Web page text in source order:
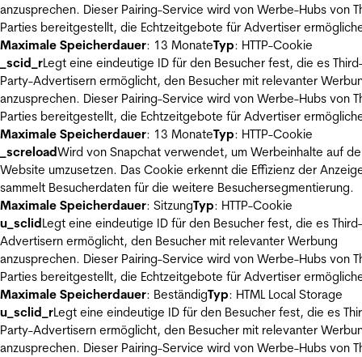
anzusprechen. Dieser Pairing-Service wird von Werbe-Hubs von
Parties bereitgestellt, die Echtzeitgebote für Advertiser
Maximale Speicherdauer: 13 MonateTyp: HTTP-Cookie
_scid_rLegt eine eindeutige ID für den Besucher fest, die es
Party-Advertisern ermöglicht, den Besucher mit relevanter
anzusprechen. Dieser Pairing-Service wird von Werbe-Hubs von
Parties bereitgestellt, die Echtzeitgebote für Advertiser
Maximale Speicherdauer: 13 MonateTyp: HTTP-Cookie
_screloadWird von Snapchat verwendet, um Werbeinhalte auf
Website umzusetzen. Das Cookie erkennt die Effizienz der
sammelt Besucherdaten für die weitere Besuchersegmentierung.
Maximale Speicherdauer: SitzungTyp: HTTP-Cookie
u_sclidLegt eine eindeutige ID für den Besucher fest, die es
Advertisern ermöglicht, den Besucher mit relevanter Werbung
anzusprechen. Dieser Pairing-Service wird von Werbe-Hubs von
Parties bereitgestellt, die Echtzeitgebote für Advertiser
Maximale Speicherdauer: BeständigTyp: HTML Local Storage
u_sclid_rLegt eine eindeutige ID für den Besucher fest, die es
Party-Advertisern ermöglicht, den Besucher mit relevanter
anzusprechen. Dieser Pairing-Service wird von Werbe-Hubs von